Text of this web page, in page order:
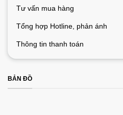
Tư vấn mua hàng
Tổng hợp Hotline, phản ánh
Thông tin thanh toán
BẢN ĐỒ